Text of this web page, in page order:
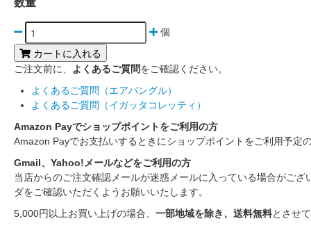
個
カートに入れる
ご注文前に、 よくあるご質問をご確認ください。
よくあるご質問（エアバングル）
よくあるご質問（イガッタコレッティ）
Amazon Payでショップポイントをご利用の方
Amazon Payでお支払いするときにショップポイントをご利用予定
Gmail、Yahoo!メールなどをご利用の方
当店からのご注文確認メールが迷惑メールに入っている場合がご
ダをご確認いただくようお願いいたします。
5,000円以上お買い上げの場合、 一部地域を除き、送料無料とさせ